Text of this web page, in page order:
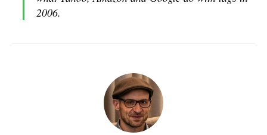
2006.